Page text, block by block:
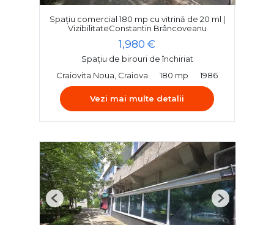
Spațiu comercial 180 mp cu vitrină de 20 ml |
VizibilitateConstantin Brâncoveanu
1,980 €
Spațiu de birouri de închiriat
Craiovita Noua, Craiova
180 mp 1986
Vezi mai multe detalii
Previous Next